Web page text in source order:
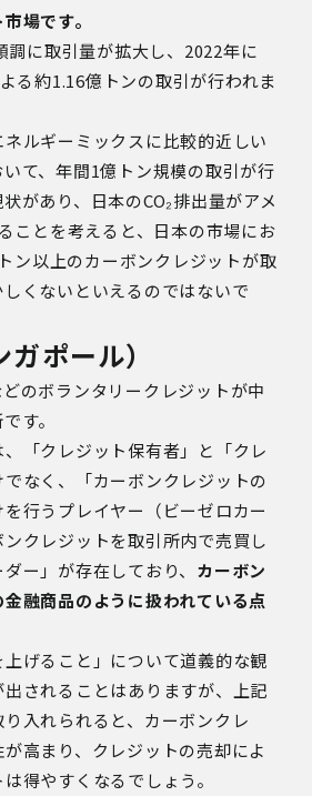
場です。
に取引量が拡大し、 2022年に
る約1.16億トンの取引が行われま
ルギーミックスに比較的近しい
て、年間1億トン規模の取引が行
があり、日本のCO₂排出量がアメ
ことを考えると、日本の市場にお
ン以上のカーボンクレジットが取
くないといえるのではないで
ガポール）
どのボランタリークレジットが中
す。
「クレジット保有者」と「クレ
なく、「カーボンクレジットの
行うプレイヤー（ビーゼロカー
クレジットを取引所内で売買し
ー」が存在しており、 カーボン
融商品のように扱われている点
上げること」について道義的な観
されることはありますが、上記
入れられると、カーボンクレ
高まり、クレジットの売却によ
得やすくなるでしょう。